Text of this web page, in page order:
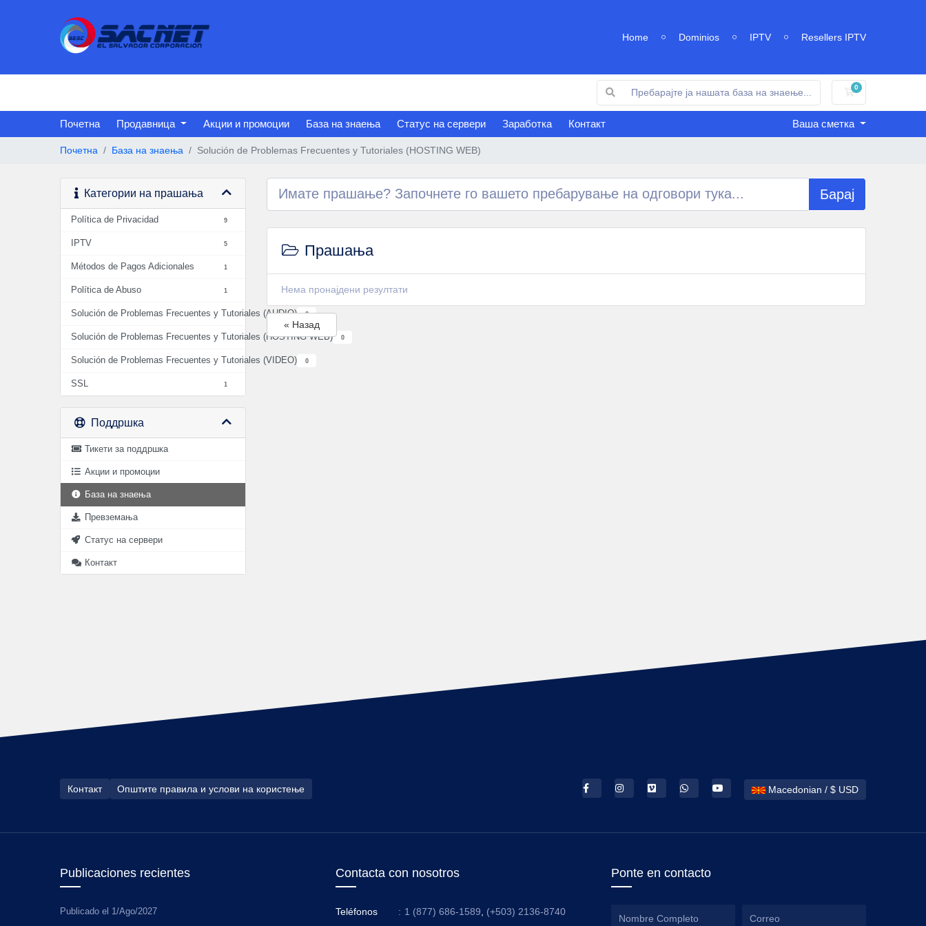
Home Dominios IPTV Resellers IPTV
0
Потрошувачка
Почетна Продавница Акции и промоции База на знаења Статус на сервери Заработка Контакт Ваша сметка
Почетна База на знаења Solución de Problemas Frecuentes y Tutoriales (HOSTING WEB)
Категории на прашања
Política de Privacidad 9
IPTV 5
Métodos de Pagos Adicionales 1
Política de Abuso 1
Solución de Problemas Frecuentes y Tutoriales (AUDIO) 2
Solución de Problemas Frecuentes y Tutoriales (HOSTING WEB) 0
Solución de Problemas Frecuentes y Tutoriales (VIDEO) 0
SSL 1
Поддршка
Тикети за поддршка
Акции и промоции
База на знаења
Превземања
Статус на сервери
Контакт
Барај
Прашања
Нема пронајдени резултати
« Назад
Macedonian / $ USD
Контакт Општите правила и услови на користење
Publicaciones recientes
Publicado el 1/Ago/2027
Contacta con nosotros
Teléfonos : 1 (877) 686-1589 (+503) 2136-8740
Ponte en contacto